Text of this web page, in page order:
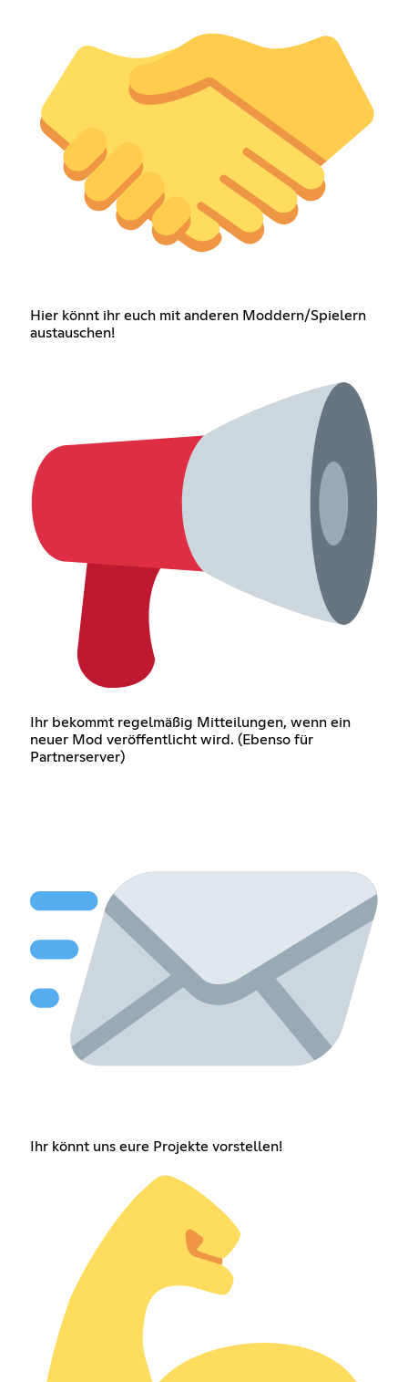
Hier könnt ihr euch mit anderen Moddern/Spielern
austauschen!
Ihr bekommt regelmäßig Mitteilungen, wenn ein
neuer Mod veröffentlicht wird. (Ebenso für
Partnerserver)
Ihr könnt uns eure Projekte vorstellen!